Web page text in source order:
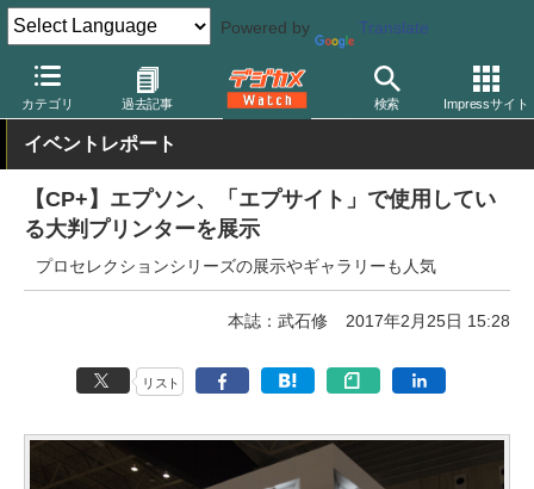
Powered by Translate
カテゴリ 過去記事 検索 Impressサイト
デジカメ Watch イベント CP+ 2017
イベントレポート
【CP+】エプソン、「エプサイト」で使用してい
る大判プリンターを展示
プロセレクションシリーズの展示やギャラリーも人気
本誌：武石修 2017年2月25日 15:28
リスト